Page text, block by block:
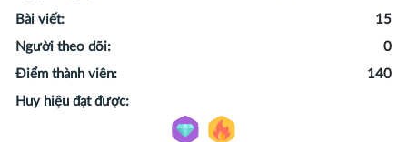
Bài viết:
15
Người theo dõi:
0
Điểm thành viên:
140
Huy hiệu đạt được: